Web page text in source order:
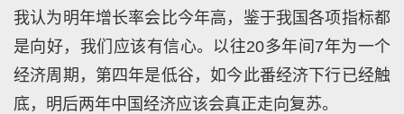
我认为明年增长率会比今年高，鉴于我国各项指标都
是向好，我们应该有信心。以往20多年间7年为一个
经济周期，第四年是低谷，如今此番经济下行已经触
底，明后两年中国经济应该会真正走向复苏。